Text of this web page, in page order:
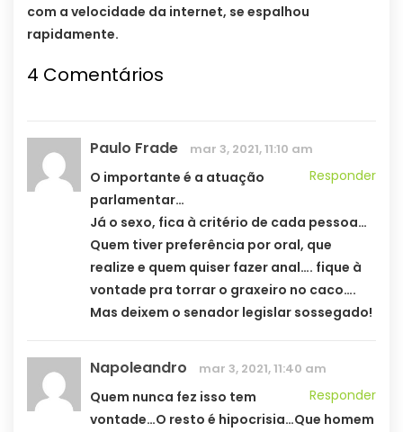
com a velocidade da internet, se espalhou
rapidamente.
4 Comentários
Paulo Frade mar 3, 2021, 11:10 am
Responder
O importante é a atuação
parlamentar…
Já o sexo, fica à critério de cada pessoa…
Quem tiver preferência por oral, que
realize e quem quiser fazer anal…. fique à
vontade pra torrar o graxeiro no caco….
Mas deixem o senador legislar sossegado!
Napoleandro mar 3, 2021, 11:40 am
Responder
Quem nunca fez isso tem
vontade…O resto é hipocrisia…Que homem